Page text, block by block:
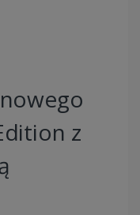
z